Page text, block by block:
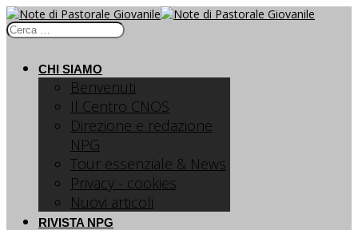
CHI SIAMO
Benvenuti
Il Centro CNOS
Direzione e redazione
NPG
Tour essenziale & News
Privacy - cookies
Nuovi articoli
RIVISTA NPG